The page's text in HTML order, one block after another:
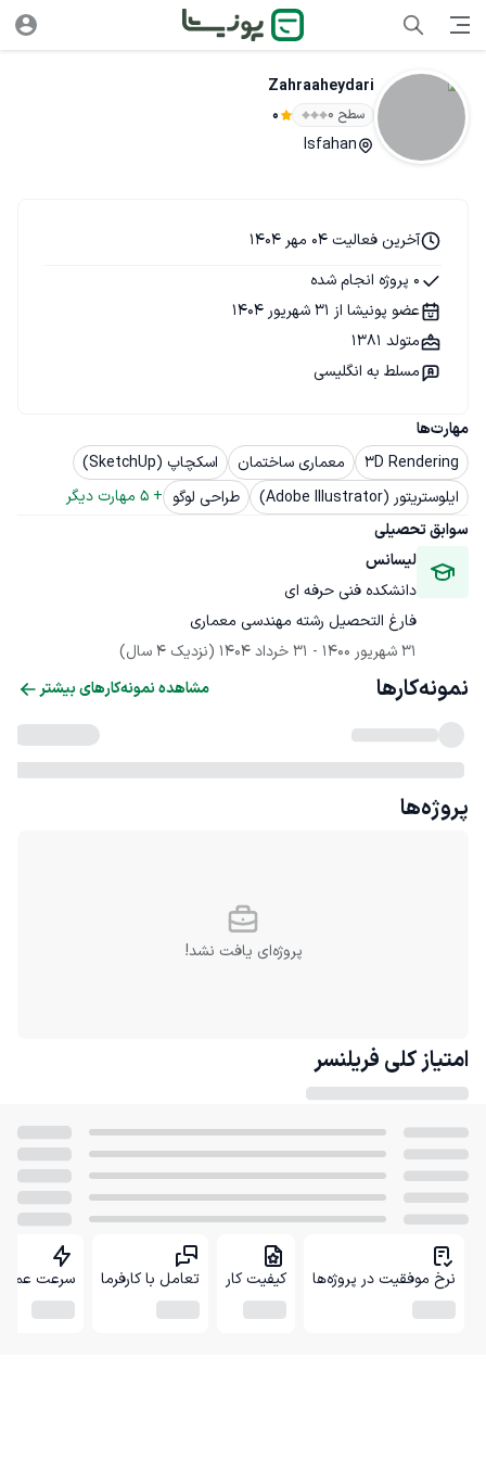
Zahraaheydari
سطح ۰ 0
Isfahan
مهارت‌ها
3D Rendering
معماری ساختمان
اسکچاپ (SketchUp)
ایلوستریتور (Adobe Illustrator)
طراحی لوگو +
5 مهارت دیگر
سوابق تحصیلی
لیسانس
دانشکده فنی حرفه ای
فارغ التحصیل رشته مهندسی معماری
31 شهریور 1400
- 31 خرداد 1404 (نزدیک 4 سال)
آخرین فعالیت 04 مهر 1404
0 پروژه انجام شده
عضو پونیشا از 31 شهریور 1404
متولد 1381
مسلط به انگلیسی
نمونه‌کارها مشاهده نمونه‌کارهای بیشتر
پروژه‌ها
پروژه‌ای یافت نشد!
امتیاز کلی فریلنسر
نرخ موفقیت در پروژه‌ها کیفیت کار تعامل با کارفرما سرعت عمل